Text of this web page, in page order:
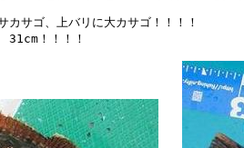
カサゴ、上バリに大カサゴ！！！！
31cm！！！！